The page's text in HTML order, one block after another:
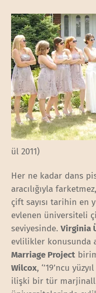
ül 2011)
Her ne kadar dans
aracılığıyla
çift sayısı tarihin en
evlenen üniversiteli
seviyesinde.Virginia
evlilikler konusunda
Marriage Project
Wilcox, ‘’19’ncu
ilişki bir tür